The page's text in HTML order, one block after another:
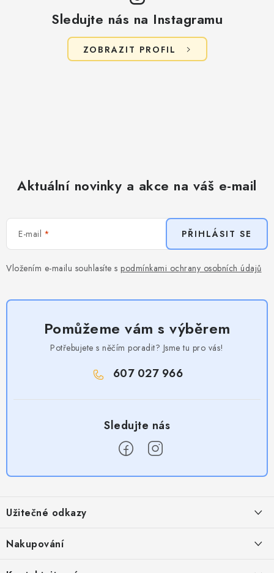
Sledujte nás na Instagramu
ZOBRAZIT PROFIL
Aktuální novinky a akce na váš e-mail
E-mail
Vložením e-mailu souhlasíte s podmínkami ochrany osobních údajů
PŘIHLÁSIT SE
Pomůžeme vám s výběrem
Potřebujete s něčím poradit? Jsme tu pro vás!
607 027 966
p
a
Užitečné odkazy
Obchodní podmínky
Nakupování
Časté otázky